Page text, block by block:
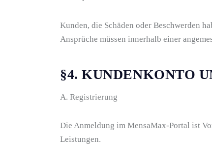
Kunden, die Schäden oder Beschwerden
Ansprüche müssen innerhalb einer
§4. KUNDENKONTO
A. Registrierung
Die Anmeldung im MensaMax-Portal ist
Leistungen.